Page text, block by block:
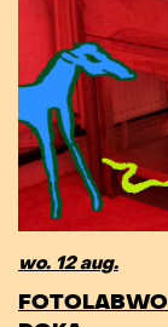
wo. 12 aug.